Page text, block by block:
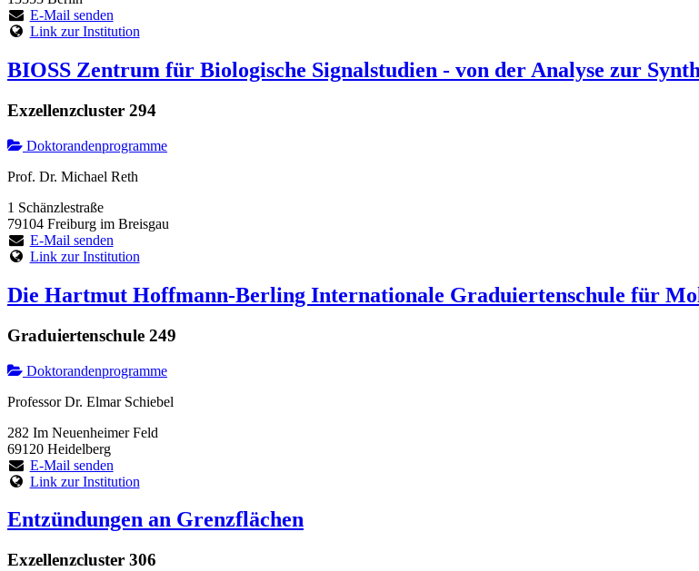
E-Mail senden
Link zur Institution
BIOSS Zentrum für Biologische Signalstudien - von der Analyse zur
Exzellenzcluster 294
Doktorandenprogramme
Prof. Dr. Michael Reth
1 Schänzlestraße
79104 Freiburg im Breisgau
E-Mail senden
Link zur Institution
Die Hartmut Hoffmann-Berling Internationale Graduiertenschule für
Graduiertenschule 249
Doktorandenprogramme
Professor Dr. Elmar Schiebel
282 Im Neuenheimer Feld
69120 Heidelberg
E-Mail senden
Link zur Institution
Entzündungen an Grenzflächen
Exzellenzcluster 306